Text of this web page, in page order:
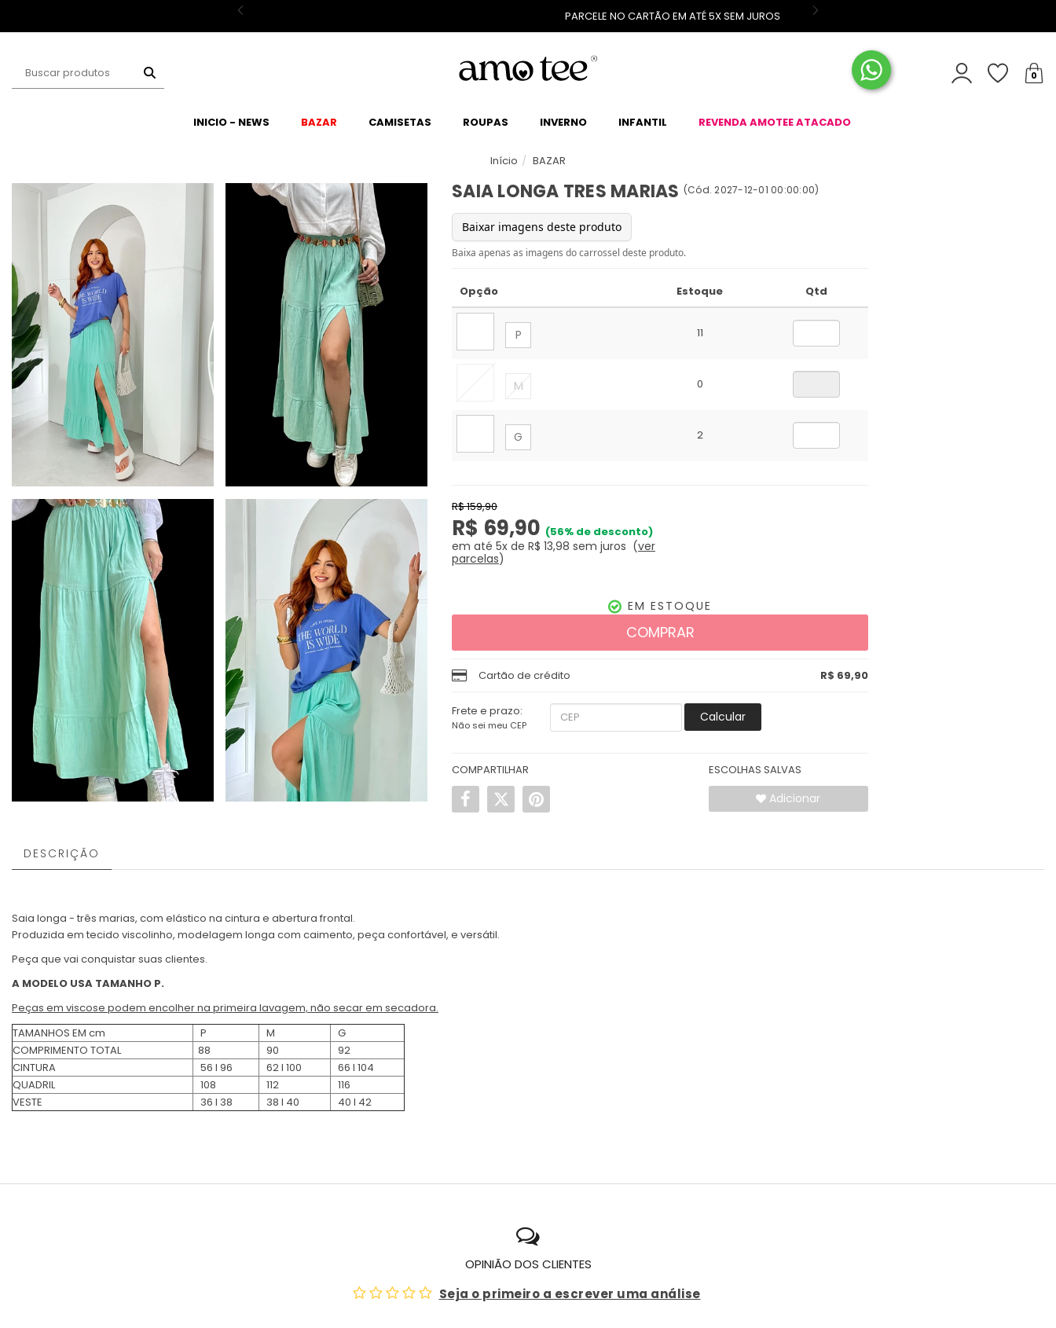
PARCELE NO CARTÃO EM ATÉ 5X SEM JUROS
0
INICIO - NEWS BAZAR CAMISETAS ROUPAS INVERNO INFANTIL REVENDA AMOTEE ATACADO
Início BAZAR
SAIA LONGA TRES MARIAS (Cód.2027-12-01 00:00:00)
Opção Estoque Qtd
P 11
M 0
G 2
R$ 159,90
R$ 69,90 56% de desconto
em até 5x de R$ 13,98 sem juros
ver
parcelas
EM ESTOQUE
COMPRAR
Cartão de crédito R$ 69,90
Frete e prazo:
Não sei meu CEP
Calcular
COMPARTILHAR ESCOLHAS SALVAS
Adicionar
DESCRIÇÃO
Saia longa - três marias, com elástico na cintura e abertura frontal.
Produzida em tecido viscolinho, modelagem longa com caimento, peça confortável, e versátil.
Peça que vai conquistar suas clientes.
A MODELO USA TAMANHO P.
Peças em viscose podem encolher na primeira lavagem, não secar em secadora.
TAMANHOS EM cm
P M
G
COMPRIMENTO TOTAL
88 90
92
CINTURA
56 l 96 62 l 100
66 l 104
QUADRIL
108 112
116
VESTE
36 l 38 38 l 40 40 l 42
OPINIÃO DOS CLIENTES
Seja o primeiro a escrever uma análise